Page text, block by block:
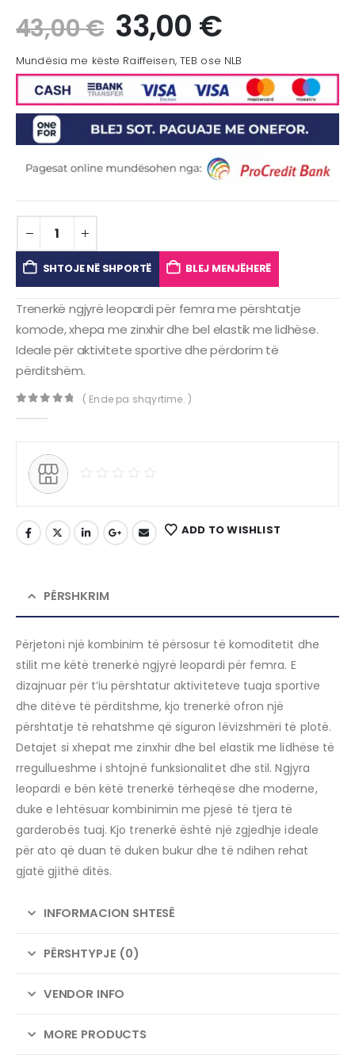
43,00€ 33,00 €
Mundësia me këste Raiffeisen, TEB ose NLB
SHTOJE NË SHPORTË BLEJ MENJËHERË
Trenerkë ngjyrë leopardi për femra me përshtatje
komode, xhepa me zinxhir dhe bel elastik me lidhëse.
Ideale për aktivitete sportive dhe përdorim të
përditshëm.
( Ende pa shqyrtime. )
ADD TO WISHLIST
PËRSHKRIM
Përjetoni një kombinim të përsosur të komoditetit dhe
stilit me këtë trenerkë ngjyrë leopardi për femra. E
dizajnuar për t’iu përshtatur aktiviteteve tuaja sportive
dhe ditëve të përditshme, kjo trenerkë ofron një
përshtatje të rehatshme që siguron lëvizshmëri të plotë.
Detajet si xhepat me zinxhir dhe bel elastik me lidhëse të
rregullueshme i shtojnë funksionalitet dhe stil. Ngjyra
leopardi e bën këtë trenerkë tërheqëse dhe moderne,
duke e lehtësuar kombinimin me pjesë të tjera të
garderobës tuaj. Kjo trenerkë është një zgjedhje ideale
për ato që duan të duken bukur dhe të ndihen rehat
gjatë gjithë ditës.
INFORMACION SHTESË
PËRSHTYPJE (0)
VENDOR INFO
MORE PRODUCTS